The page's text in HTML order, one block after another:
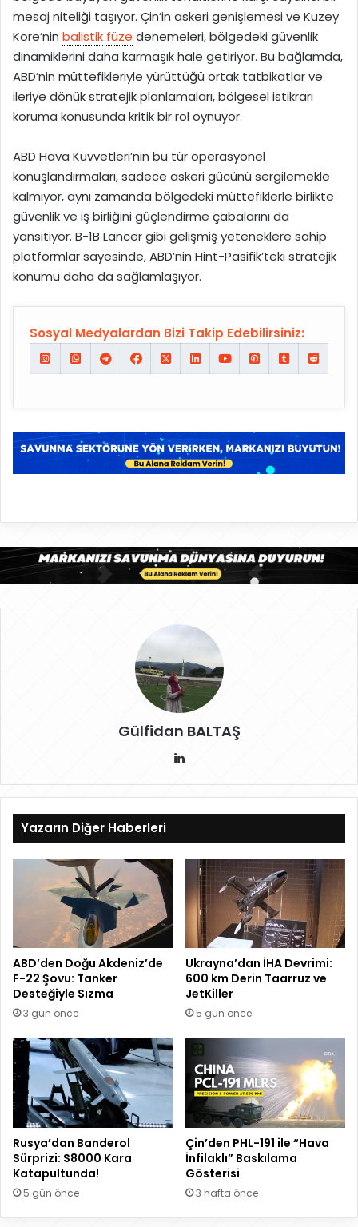
mesaj niteliği taşıyor. Çin’in askeri genişlemesi ve Kuzey
Kore’nin balistik füze denemeleri, bölgedeki güvenlik
dinamiklerini daha karmaşık hale getiriyor. Bu bağlamda,
ABD’nin müttefikleriyle yürüttüğü ortak tatbikatlar ve
ileriye dönük stratejik planlamaları, bölgesel istikrarı
koruma konusunda kritik bir rol oynuyor.
ABD Hava Kuvvetleri’nin bu tür operasyonel
konuşlandırmaları, sadece askeri gücünü sergilemekle
kalmıyor, aynı zamanda bölgedeki müttefiklerle birlikte
güvenlik ve iş birliğini güçlendirme çabalarını da
yansıtıyor. B-1B Lancer gibi gelişmiş yeteneklere sahip
platformlar sayesinde, ABD’nin Hint-Pasifik’teki stratejik
konumu daha da sağlamlaşıyor.
Sosyal Medyalardan Bizi Takip Edebilirsiniz:
Gülfidan BALTAŞ
dIn
Yazarın Diğer Haberleri
ABD’den Doğu Akdeniz’de
F-22 Şovu: Tanker
Desteğiyle Sızma
3 gün önce
Ukrayna’dan İHA Devrimi:
600 km Derin Taarruz ve
JetKiller
5 gün önce
Rusya’dan Banderol
Sürprizi: S8000 Kara
Katapultunda!
5 gün önce
Çin’den PHL-191 ile “Hava
İnfilaklı” Baskılama
Gösterisi
3 hafta önce